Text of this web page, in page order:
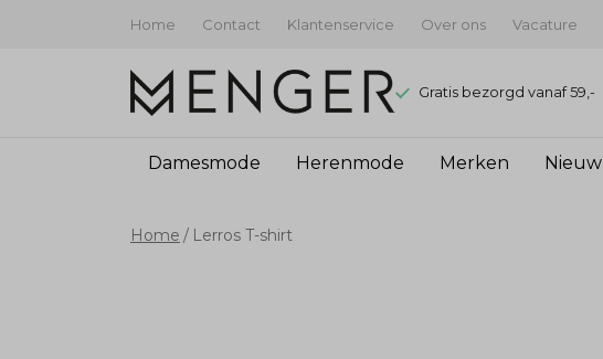
Home Contact Klantenservice Over ons Vacature
Gratis bezorgd vanaf 59,-
Damesmode Herenmode Merken Nieuw
LerrosHome Lerros T-shirt